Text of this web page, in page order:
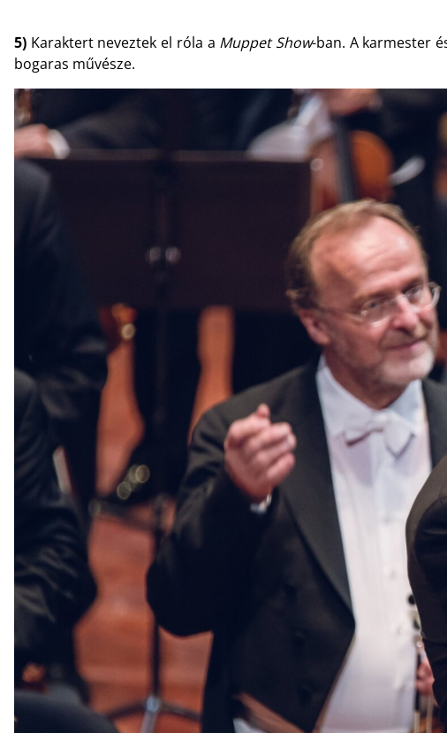
5) Karaktert neveztek el róla a Muppet Show-ban. A karmester
bogaras művésze.